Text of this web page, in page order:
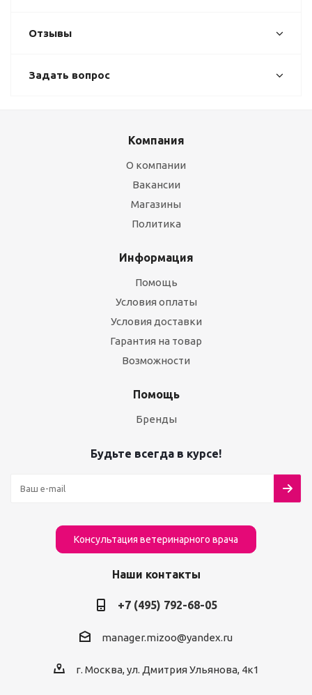
Отзывы
Задать вопрос
Компания
О компании
Вакансии
Магазины
Политика
Информация
Помощь
Условия оплаты
Условия доставки
Гарантия на товар
Возможности
Помощь
Бренды
Будьте всегда в курсе!
Консультация ветеринарного врача
Наши контакты
+7 (495) 792-68-05
manager.mizoo@yandex.ru
г. Москва, ул. Дмитрия Ульянова, 4к1